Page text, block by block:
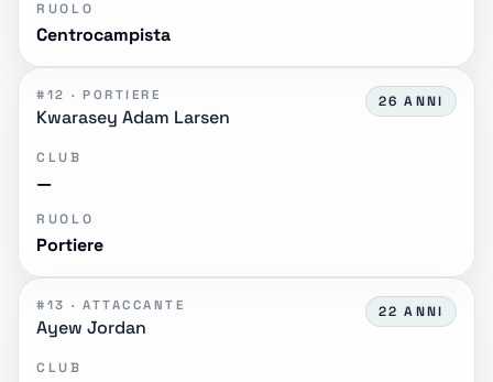
RUOLO
Centrocampista
#12 · PORTIERE
Kwarasey Adam Larsen
26 ANNI
CLUB
—
RUOLO
Portiere
#13 · ATTACCANTE
Ayew Jordan
22 ANNI
CLUB